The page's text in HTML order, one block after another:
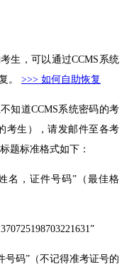
生，可以通过CCMS系统
。 >>> 如何自助恢复
知道CCMS系统密码的考
考生），请发邮件至各考
题标准格式如下：
，证件号码”（最佳格
码”（不记得准考证号的